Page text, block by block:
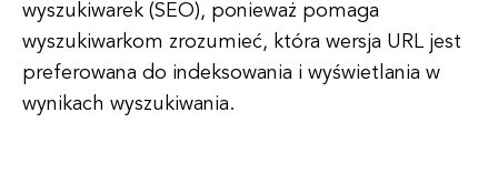
wyszukiwarek (SEO), ponieważ pomaga
wyszukiwarkom zrozumieć, która wersja URL jest
preferowana do indeksowania i wyświetlania w
wynikach wyszukiwania.